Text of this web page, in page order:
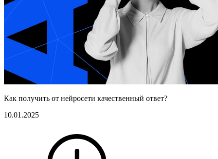
Как получить от нейросети качественный ответ?
10.01.2025